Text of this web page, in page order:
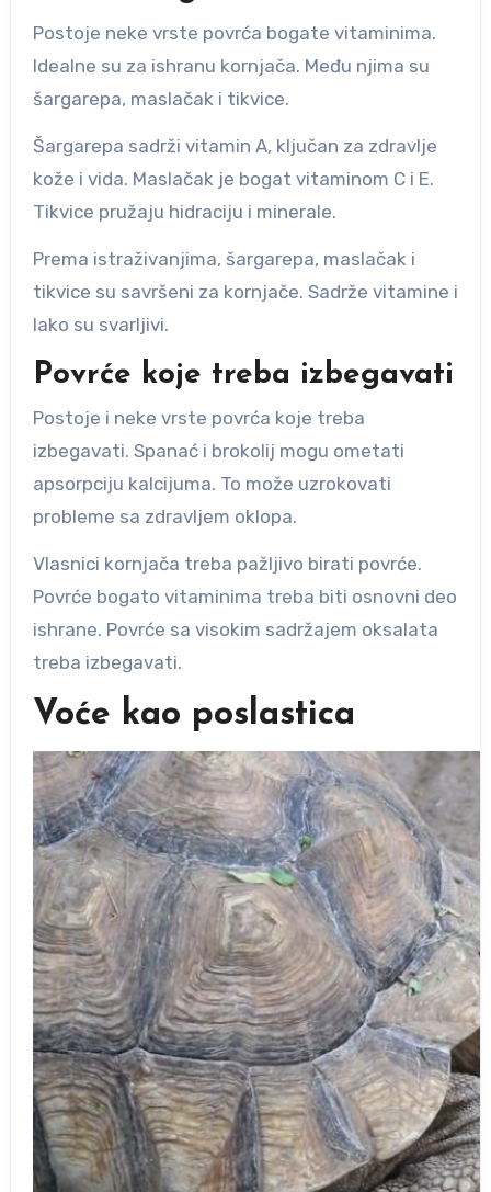
Postoje neke vrste povrća bogate vitaminima.
Idealne su za ishranu kornjača. Među njima su
šargarepa, maslačak i tikvice.
Šargarepa sadrži vitamin A, ključan za zdravlje
kože i vida. Maslačak je bogat vitaminom C i E.
Tikvice pružaju hidraciju i minerale.
Prema istraživanjima, šargarepa, maslačak i
tikvice su savršeni za kornjače. Sadrže vitamine i
lako su svarljivi.
Povrće koje treba izbegavati
Postoje i neke vrste povrća koje treba
izbegavati. Spanać i brokolij mogu ometati
apsorpciju kalcijuma. To može uzrokovati
probleme sa zdravljem oklopa.
Vlasnici kornjača treba pažljivo birati povrće.
Povrće bogato vitaminima treba biti osnovni deo
ishrane. Povrće sa visokim sadržajem oksalata
treba izbegavati.
Voće kao poslastica